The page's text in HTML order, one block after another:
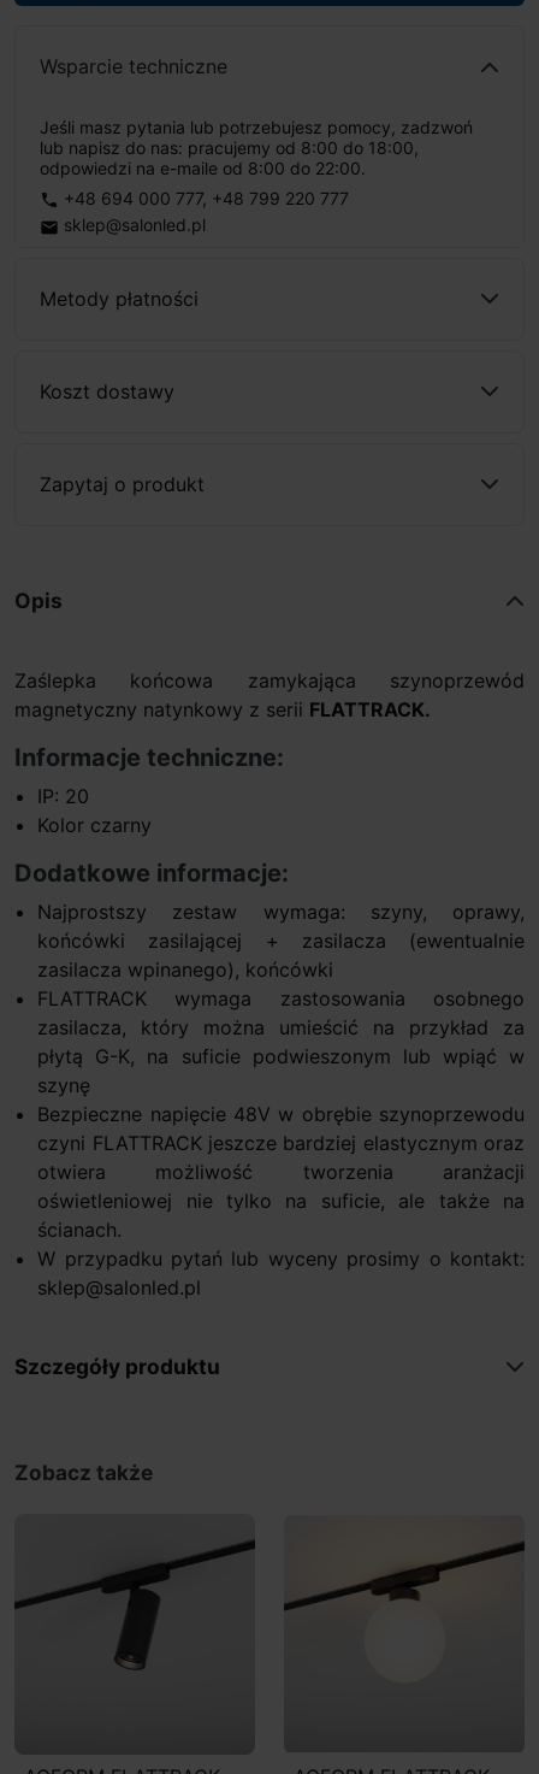
Wsparcie techniczne
Jeśli masz pytania lub potrzebujesz pomocy, zadzwoń
lub napisz do nas: pracujemy od 8:00 do 18:00,
odpowiedzi na e-maile od 8:00 do 22:00.
phone +48 694 000 777, +48 799 220 777
email sklep@salonled.pl
Metody płatności
Koszt dostawy
Zapytaj o produkt
Opis
Zaślepka końcowa zamykająca szynoprzewód
magnetyczny natynkowy z serii FLATTRACK.
Informacje techniczne:
IP: 20
Kolor czarny
Dodatkowe informacje:
Najprostszy zestaw wymaga: szyny, oprawy,
końcówki zasilającej + zasilacza (ewentualnie
zasilacza wpinanego), końcówki
FLATTRACK wymaga zastosowania osobnego
zasilacza, który można umieścić na przykład za
płytą G-K, na suficie podwieszonym lub wpiąć w
szynę
Bezpieczne napięcie 48V w obrębie szynoprzewodu
czyni FLATTRACK jeszcze bardziej elastycznym oraz
otwiera możliwość tworzenia aranżacji
oświetleniowej nie tylko na suficie, ale także na
ścianach.
W przypadku pytań lub wyceny prosimy o kontakt:
sklep@salonled.pl
Szczegóły produktu
Zobacz także